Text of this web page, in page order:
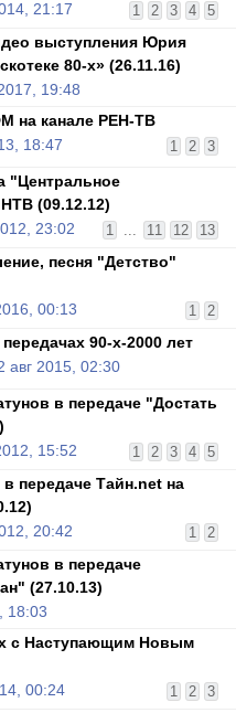
1 2 3 4 5
21:17
выступления Юрия
80-х» (26.11.16)
19:48
на канале РЕН-ТВ
1 2 3
18:47
"Центральное
(09.12.12)
1 ... 11 12 13
23:02
песня "Детство"
1 2
00:13
90-х-2000 лет
авг 2015, 02:30
в передаче "Достать
1 2 3 4 5
15:52
передаче Тайн.net на
1 2
20:42
в передаче
(27.10.13)
18:03
с Наступающим Новым
1 2 3
00:24